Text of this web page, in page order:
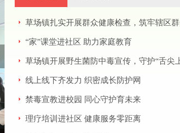
草场镇扎实开展群众健康检查，筑牢辖区
“家”课堂进社区 助力家庭教育
草场镇开展野生菌防中毒宣传，守护“舌尖
线上线下齐发力 织密成长防护网
禁毒宣教进校园 同心守护育未来
理疗培训进社区 健康服务零距离